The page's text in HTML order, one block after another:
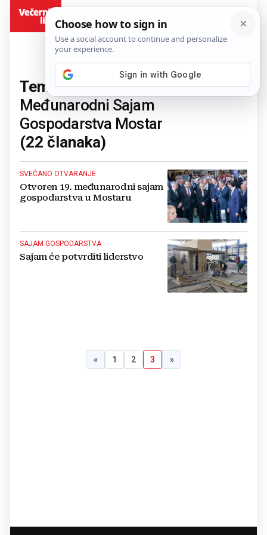
Tema:
Međunarodni Sajam
Gospodarstva Mostar
(22 članaka)
SVEČANO OTVARANJE
Otvoren 19. međunarodni sajam
gospodarstva u Mostaru
SAJAM GOSPODARSTVA
Sajam će potvrditi liderstvo
« 1 2 3 »